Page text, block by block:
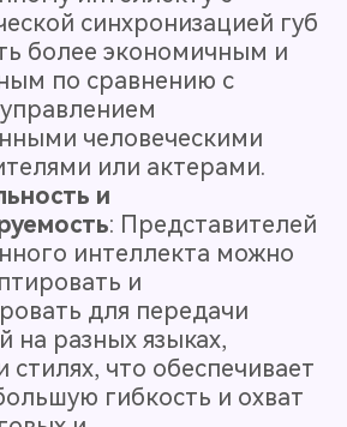
синхронизацией губ
более экономичным и
по сравнению с
человеческими
или актерами.
и
: Представителей
интеллекта можно
и
для передачи
на разных языках,
стилях, что обеспечивает
гибкость и охват